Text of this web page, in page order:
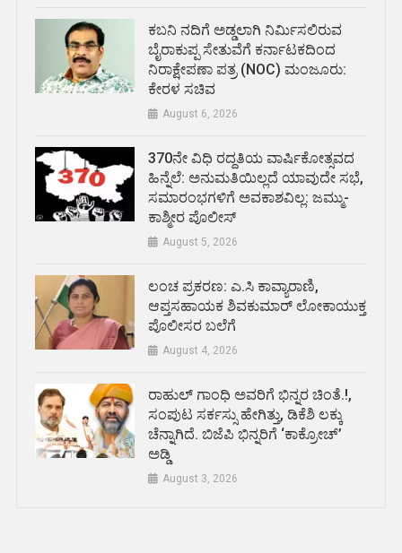
ಕಬನಿ ನದಿಗೆ ಅಡ್ಡಲಾಗಿ ನಿರ್ಮಿಸಲಿರುವ
ಬೈರಾಕುಪ್ಪ ಸೇತುವೆಗೆ ಕರ್ನಾಟಕದಿಂದ
ನಿರಾಕ್ಷೇಪಣಾ ಪತ್ರ (NOC) ಮಂಜೂರು:
ಕೇರಳ ಸಚಿವ
August 6, 2026
370ನೇ ವಿಧಿ ರದ್ದತಿಯ ವಾರ್ಷಿಕೋತ್ಸವದ
ಹಿನ್ನೆಲೆ: ಅನುಮತಿಯಿಲ್ಲದೆ ಯಾವುದೇ ಸಭೆ,
ಸಮಾರಂಭಗಳಿಗೆ ಅವಕಾಶವಿಲ್ಲ: ಜಮ್ಮು-
ಕಾಶ್ಮೀರ ಪೊಲೀಸ್
August 5, 2026
ಲಂಚ ಪ್ರಕರಣ: ಎ.ಸಿ ಕಾವ್ಯಾರಾಣಿ,
ಆಪ್ತಸಹಾಯಕ ಶಿವಕುಮಾರ್‌ ಲೋಕಾಯುಕ್ತ
ಪೊಲೀಸರ ಬಲೆಗೆ
August 4, 2026
ರಾಹುಲ್ ಗಾಂಧಿ ಅವರಿಗೆ ಭಿನ್ನರ ಚಿಂತೆ.!,
ಸಂಪುಟ ಸರ್ಕಸ್ಸು ಹೇಗಿತ್ತು, ಡಿಕೆಶಿ ಲಕ್ಕು
ಚೆನ್ನಾಗಿದೆ. ಬಿಜೆಪಿ ಭಿನ್ನರಿಗೆ ‘ಕಾಕ್ರೋಚ್’
ಅಡ್ಡಿ
August 3, 2026